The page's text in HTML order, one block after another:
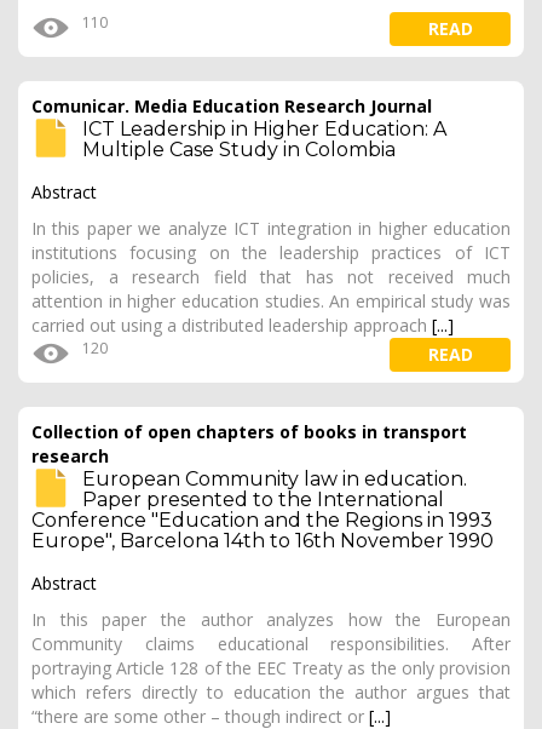
110 READ
Comunicar. Media Education Research Journal
ICT Leadership in Higher Education: A
Multiple Case Study in Colombia
Abstract
In this paper we analyze ICT integration in higher education
institutions focusing on the leadership practices of ICT
policies, a research field that has not received much
attention in higher education studies. An empirical study was
carried out using a distributed leadership approach [...]
120 READ
Collection of open chapters of books in transport
research
European Community law in education.
Paper presented to the International
Conference "Education and the Regions in 1993
Europe", Barcelona 14th to 16th November 1990
Abstract
In this paper the author analyzes how the European
Community claims educational responsibilities. After
portraying Article 128 of the EEC Treaty as the only provision
which refers directly to education the author argues that
“there are some other – though indirect or [...]